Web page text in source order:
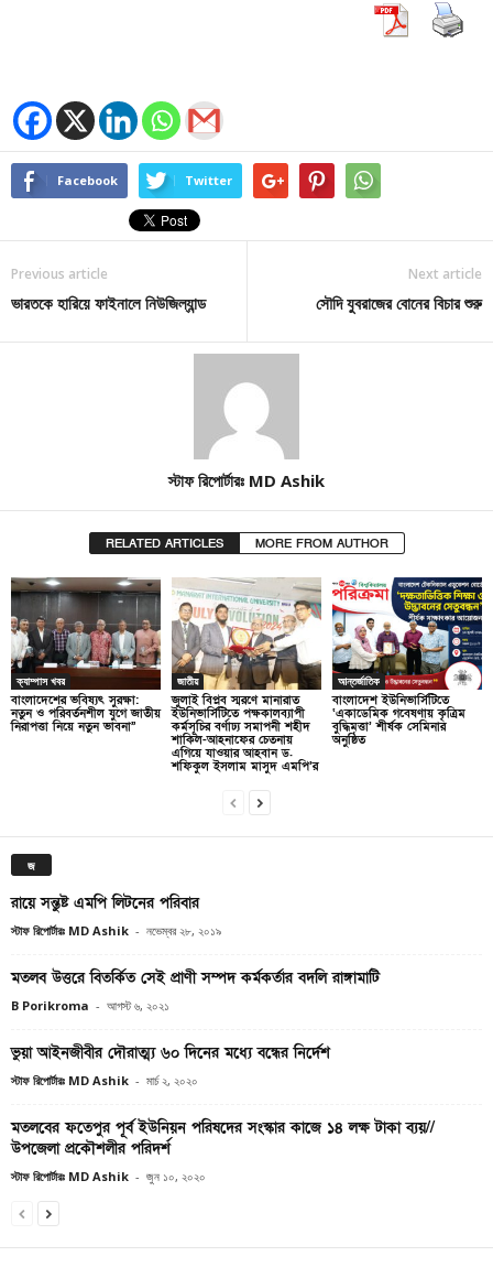
Facebook Twitter
Previous article
ভারতকে হারিয়ে ফাইনালে নিউজিল্যান্ড
Next article
সৌদি যুবরাজের বোনের বিচার শুরু
স্টাফ রিপোর্টারঃ MD Ashik
RELATED ARTICLES MORE FROM AUTHOR
ক্যাম্পাস খবর
বাংলাদেশের ভবিষ্যৎ সুরক্ষা:
নতুন ও পরিবর্তনশীল যুগে জাতীয়
নিরাপত্তা নিয়ে নতুন ভাবনা”
জাতীয়
জুলাই বিপ্লব স্মরণে মানারাত
ইউনিভার্সিটিতে পক্ষকালব্যাপী
কর্মসূচির বর্ণাঢ্য সমাপনী শহীদ
শাকিল-আহনাফের চেতনায়
এগিয়ে যাওয়ার আহবান ড.
শফিকুল ইসলাম মাসুদ এমপি’র
আন্তর্জাতিক
বাংলাদেশ ইউনিভার্সিটিতে
‘একাডেমিক গবেষণায় কৃত্রিম
বুদ্ধিমত্তা’ শীর্ষক সেমিনার
অনুষ্ঠিত
জ
রায়ে সন্তুষ্ট এমপি লিটনের পরিবার
স্টাফ রিপোর্টারঃ MD Ashik - নভেম্বর ২৮, ২০১৯
মতলব উত্তরে বিতর্কিত সেই প্রাণী সম্পদ কর্মকর্তার বদলি রাঙ্গামাটি
B Porikroma - আগস্ট ৬, ২০২১
ভুয়া আইনজীবীর দৌরাত্ম্য ৬০ দিনের মধ্যে বন্ধের নির্দেশ
স্টাফ রিপোর্টারঃ MD Ashik - মার্চ ২, ২০২০
মতলবের ফতেপুর পূর্ব ইউনিয়ন পরিষদের সংস্কার কাজে ১৪ লক্ষ টাকা ব্যয়//
উপজেলা প্রকৌশলীর পরিদর্শ
স্টাফ রিপোর্টারঃ MD Ashik - জুন ১০, ২০২০